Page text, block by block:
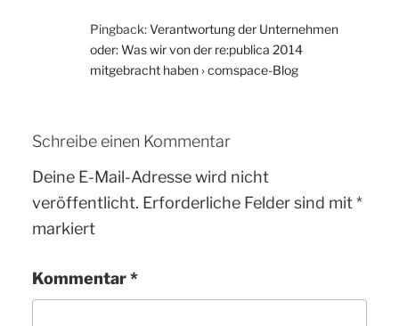
Pingback:Verantwortung der Unternehmen
oder: Was wir von der re:publica 2014
mitgebracht haben › comspace-Blog
Schreibe einen Kommentar
Deine E-Mail-Adresse wird nicht
veröffentlicht. Erforderliche Felder sind mit*
markiert
Kommentar*